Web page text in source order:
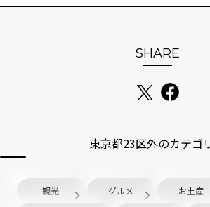
SHARE
東京都23区外のカテゴ
観光 グルメ お土産